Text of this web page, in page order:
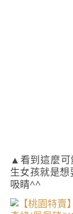
▲看到這麼可
生女孩就是
吸睛^^